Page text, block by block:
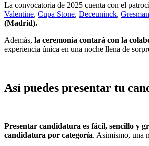
La convocatoria de 2025 cuenta con el
Valentine, Cupa Stone, Deceuninck,
(Madrid).
Además, la ceremonia contará con la
experiencia única en una noche llena de
Así puedes presentar tu
Presentar candidatura es fácil, sencillo y
candidatura por categoría. Asimismo, una